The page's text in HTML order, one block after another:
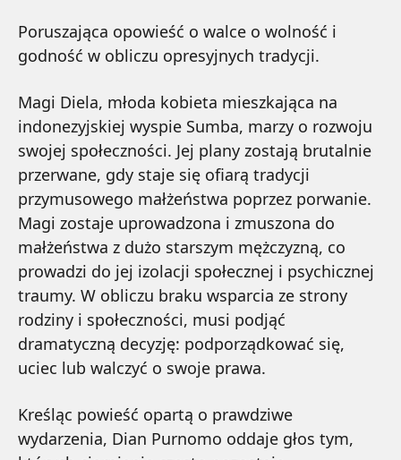
Poruszająca opowieść o walce o wolność i
godność w obliczu opresyjnych tradycji.
Magi Diela, młoda kobieta mieszkająca na
indonezyjskiej wyspie Sumba, marzy o rozwoju
swojej społeczności. Jej plany zostają brutalnie
przerwane, gdy staje się ofiarą tradycji
przymusowego małżeństwa poprzez porwanie.
Magi zostaje uprowadzona i zmuszona do
małżeństwa z dużo starszym mężczyzną, co
prowadzi do jej izolacji społecznej i psychicznej
traumy. W obliczu braku wsparcia ze strony
rodziny i społeczności, musi podjąć
dramatyczną decyzję: podporządkować się,
uciec lub walczyć o swoje prawa.
Kreśląc powieść opartą o prawdziwe
wydarzenia, Dian Purnomo oddaje głos tym,